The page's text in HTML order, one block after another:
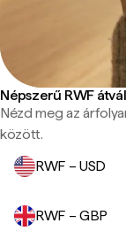
Népszerű RWF
Nézd meg az
között.
RWF – USD
RWF – GBP